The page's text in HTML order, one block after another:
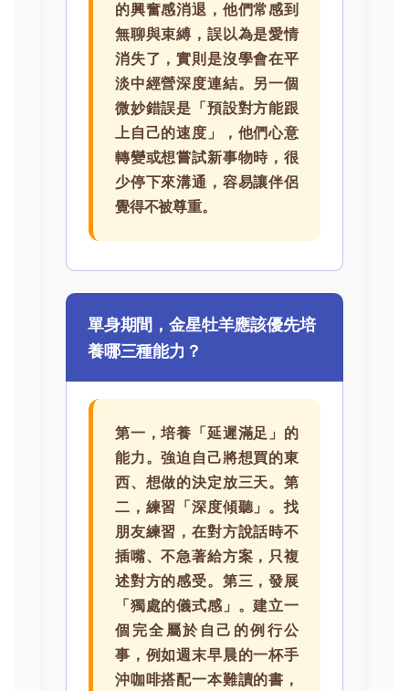
的興奮感消退，他們常感到
無聊與束縛，誤以為是愛情
消失了，實則是沒學會在平
淡中經營深度連結。另一個
微妙錯誤是「預設對方能跟
上自己的速度」，他們心意
轉變或想嘗試新事物時，很
少停下來溝通，容易讓伴侶
覺得不被尊重。
單身期間，金星牡羊應該優先培
養哪三種能力？
第一，培養「延遲滿足」的
能力。強迫自己將想買的東
西、想做的決定放三天。第
二，練習「深度傾聽」。找
朋友練習，在對方說話時不
插嘴、不急著給方案，只複
述對方的感受。第三，發展
「獨處的儀式感」。建立一
個完全屬於自己的例行公
事，例如週末早晨的一杯手
沖咖啡搭配一本難讀的書，